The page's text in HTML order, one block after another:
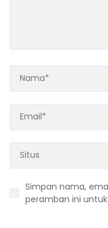
Simpan nama,
peramban ini